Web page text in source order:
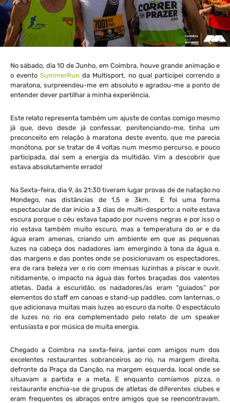
No sábado, dia 10 de Junho, em Coimbra, houve grande animação e
o eventoSummerRun da Multisport, no qual participei correndo a
maratona, surpreendeu-me em absoluto e agradou-me a ponto de
entender dever partilhar a minha experiência.
Este relato representa também um ajuste de contas comigo mesmo
já que, devo desde já confessar, penitenciando-me, tinha um
preconceito em relação à maratona deste evento, que me parecia
monótona, por se tratar de 4 voltas num mesmo percurso, e pouco
participada, daí sem a energia da multidão. Vim a descobrir que
estava absolutamente errado!
Na Sexta-feira, dia 9, ás 21:30 tiveram lugar provas de de natação no
Mondego, nas distâncias de 1,5 e 3km. E foi uma forma
espectacular de dar início a 3 dias de multi-desporto: a noite estava
escura porque o céu estava tapado por nuvens negras e por isso o
rio estava também muito escuro, mas a temperatura do ar e da
água eram amenas, criando um ambiente em que as pequenas
luzes na cabeça dos nadadores iam emergindo à tona da água e,
das margens e das pontes onde se posicionavam os espectadores,
era de rara beleza ver o rio com imensas luzinhas a piscar e ouvir,
nitidamente, o impacto na água das fortes braçadas dos valentes
atletas. Dada a escuridão, os nadadores/as eram “guiados” por
elementos do staff em canoas e stand-up paddles, com lanternas, o
que adicionava muitas mais luzes ao escuro da noite. O espectáculo
de luzes no rio era complementado pelo relato de um speaker
entusiasta e por música de muita energia.
Chegado a Coimbra na sexta-feira, jantei com amigos num dos
excelentes restaurantes sobranceiros ao rio, na margem direita,
defronte da Praça da Canção, na margem esquerda, local onde se
situavam a partida e a meta. E enquanto comíamos pizza, o
restaurante enchia-se de grupos de atletas de diferentes clubes e
eram frequentes os abraços entre amigos que se reencontravam.